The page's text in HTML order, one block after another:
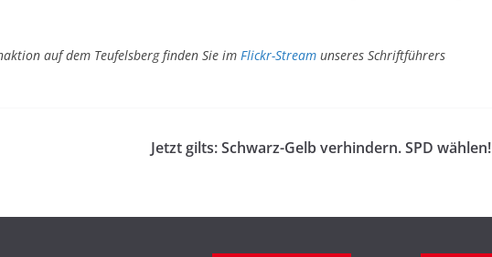
auf dem Teufelsberg finden Sie im Flickr-Stream unseres Schriftführers
Jetzt gilts: Schwarz-Gelb verhindern. SPD wählen!